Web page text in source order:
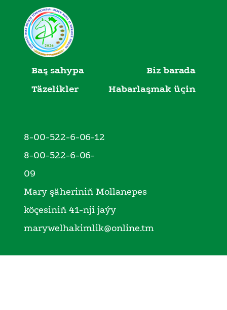
Baş sahypa
Biz barada
Täzelikler
Habarlaşmak üçin
8-00-522-6-06-12
8-00-522-6-06-
09
Mary şäheriniň Mollanepes
köçesiniň 41-nji jaýy
marywelhakimlik@online.tm